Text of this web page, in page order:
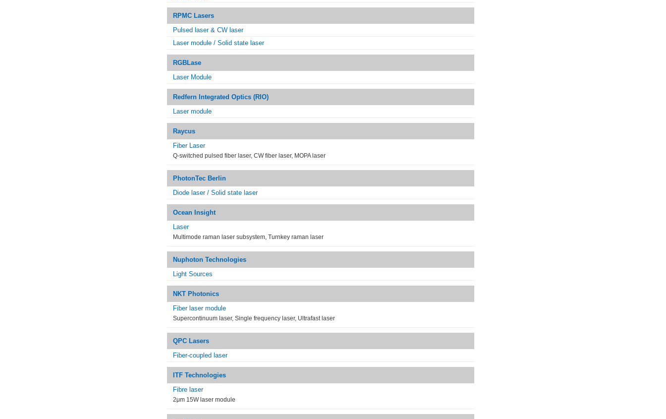
RPMC Lasers
Pulsed laser & CW laser
Laser module / Solid state laser
RGBLase
Laser Module
Redfern Integrated Optics (RIO)
Laser module
Raycus
Fiber Laser
Q-switched pulsed fiber laser, CW fiber laser, MOPA laser
PhotonTec Berlin
Diode laser / Solid state laser
Ocean Insight
Laser
Multimode raman laser subsystem, Turnkey raman laser
Nuphoton Technologies
Light Sources
NKT Photonics
Fiber laser module
Supercontinuum laser, Single frequency laser, Ultrafast laser
QPC Lasers
Fiber-coupled laser
ITF Technologies
Fibre laser
2μm 15W laser module